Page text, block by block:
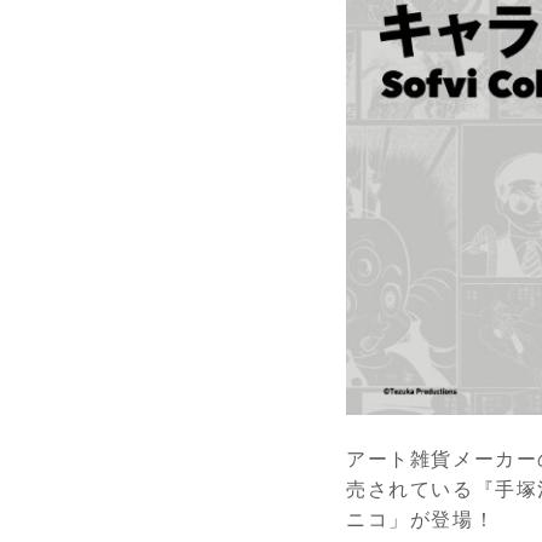
アート雑貨メーカ
売されている『手
ニコ」が登場！